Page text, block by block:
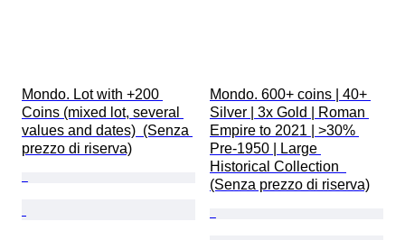
Mondo. Lot with +200
Coins (mixed lot, several
values and dates)  (Senza
prezzo di riserva)
Mondo. 600+ coins | 40+
Silver | 3x Gold | Roman
Empire to 2021 | >30%
Pre-1950 | Large
Historical Collection
(Senza prezzo di riserva)